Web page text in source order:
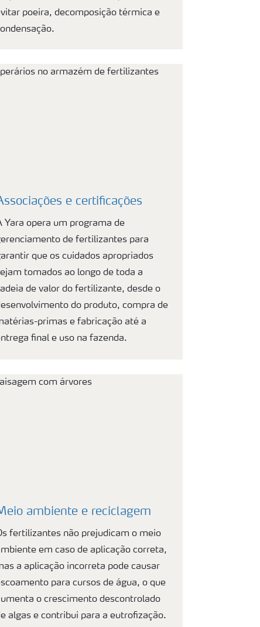
poeira, decomposição térmica e
e certificações
Yara opera um programa de
de fertilizantes para
que os cuidados apropriados
tomados ao longo de toda a
de valor do fertilizante, desde o
do produto, compra de
primas e fabricação até a
final e uso na fazenda.
ambiente e reciclagem
fertilizantes não prejudicam o meio
em caso de aplicação correta,
a aplicação incorreta pode causar
para cursos de água, o que
o crescimento descontrolado
algas e contribui para a eutrofização.